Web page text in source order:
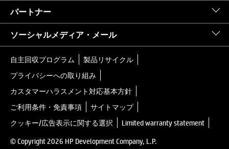
パートナー
ソーシャルメディア・メール
自主回収プログラム
製品リサイクル
プライバシーへの取り組み
カスタマーハラスメント対応基本方針
ご利用条件・免責事項
サイトマップ
クッキー/広告表示に関する選択
Limited warranty statement
© Copyright 2026 HP Development Company, L.P.